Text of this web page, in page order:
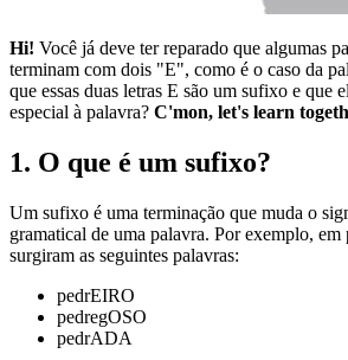
Hi! Você já deve ter reparado que algumas
terminam com dois "E", como é o caso da
que essas duas letras E são um sufixo e que
especial à palavra? C'mon, let's learn
1. O que é um sufixo?
Um sufixo é uma terminação que muda o
gramatical de uma palavra. Por exemplo, em
surgiram as seguintes palavras:
pedrEIRO
pedregOSO
pedrADA